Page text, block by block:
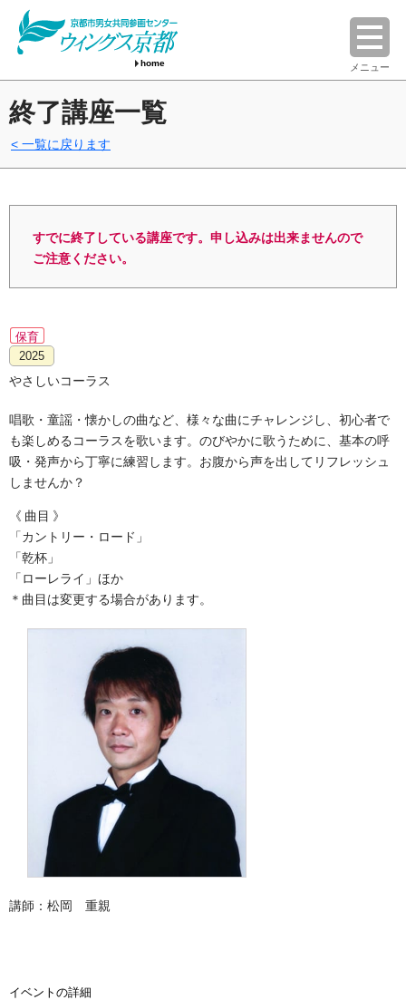
home メニュー
終了講座一覧
一覧に戻ります
すでに終了している講座です。申し込みは出来ませんので
ご注意ください。
保育
2025
やさしいコーラス
唱歌・童謡・懐かしの曲など、様々な曲にチャレンジし、初心者で
も楽しめるコーラスを歌います。のびやかに歌うために、基本の呼
吸・発声から丁寧に練習します。お腹から声を出してリフレッシュ
しませんか？
曲目
「カントリー・ロード」
「乾杯」
「ローレライ」ほか
＊曲目は変更する場合があります。
講師：松岡 重親
イベントの詳細